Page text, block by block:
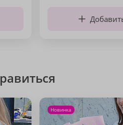
Новинка